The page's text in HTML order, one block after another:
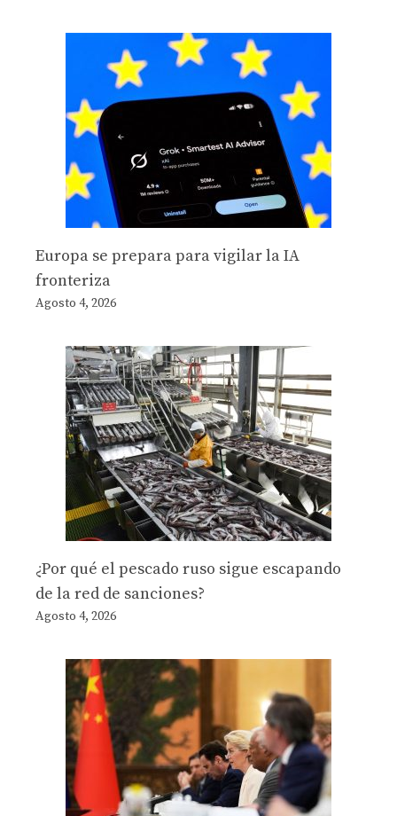
Europa se prepara para vigilar la IA
fronteriza
Agosto 4, 2026
¿Por qué el pescado ruso sigue escapando
de la red de sanciones?
Agosto 4, 2026